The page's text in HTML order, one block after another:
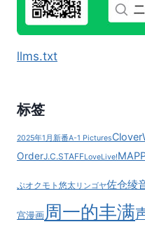
llms.txt
标签
2025年1月新番A-1 Pictures
OrderJ.C.STAFFLoveLive!
ぷオクモト悠太リンゴヤ佐仓绫
宫漫画周一的丰满